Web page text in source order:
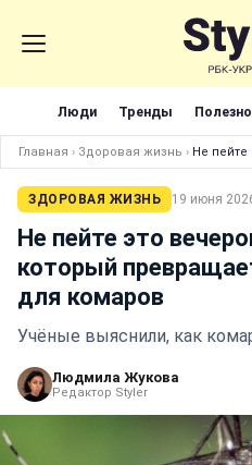
Люди Тренды
Главная › Здоровая жизнь › Не пейте
ЗДОРОВАЯ ЖИЗНЬ 19 июня
Не пейте это
который
для комаров
Учёные выяснили, как
Людмила Жукова
Редактор Styler